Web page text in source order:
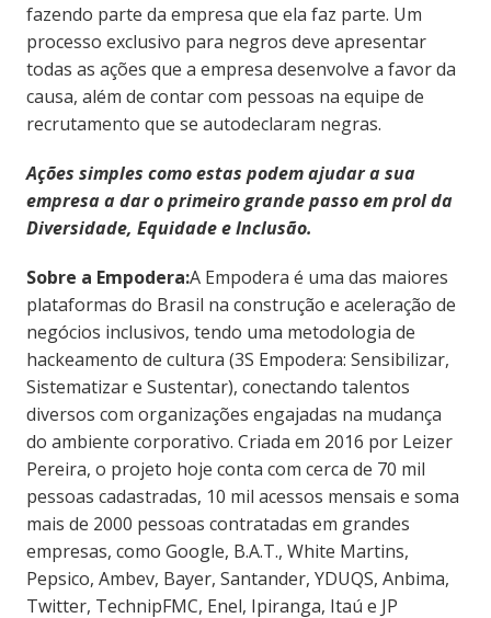
fazendo parte da empresa que ela faz parte. Um
processo exclusivo para negros deve apresentar
todas as ações que a empresa desenvolve a favor da
causa, além de contar com pessoas na equipe de
recrutamento que se autodeclaram negras.
Ações simples como estas podem ajudar a sua
empresa a dar o primeiro grande passo em prol da
Diversidade, Equidade e Inclusão.
Sobre a Empodera:A Empodera é uma das maiores
plataformas do Brasil na construção e aceleração de
negócios inclusivos, tendo uma metodologia de
hackeamento de cultura (3S Empodera: Sensibilizar,
Sistematizar e Sustentar), conectando talentos
diversos com organizações engajadas na mudança
do ambiente corporativo. Criada em 2016 por Leizer
Pereira, o projeto hoje conta com cerca de 70 mil
pessoas cadastradas, 10 mil acessos mensais e soma
mais de 2000 pessoas contratadas em grandes
empresas, como Google, B.A.T., White Martins,
Pepsico, Ambev, Bayer, Santander, YDUQS, Anbima,
Twitter, TechnipFMC, Enel, Ipiranga, Itaú e JP